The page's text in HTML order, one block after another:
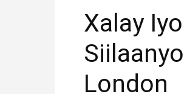
Xalay
London